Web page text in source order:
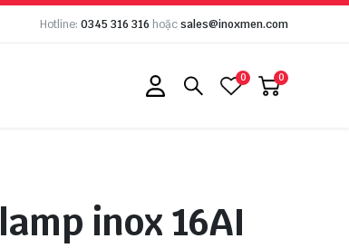
Hotline: 0345 316 316 hoặcsales@inoxmen.com
0 0
inox 16AI